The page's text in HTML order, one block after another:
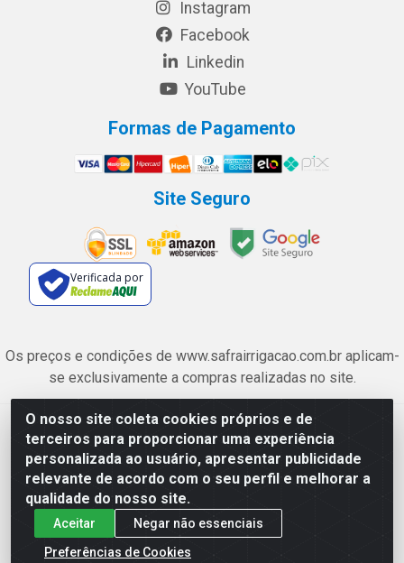
O nosso site coleta cookies próprios e de
terceiros para proporcionar uma experiência
personalizada ao usuário, apresentar publicidade
relevante de acordo com o seu perfil e melhorar a
qualidade do nosso site.
Aceitar
Negar não essenciais
Preferências de Cookies
Instagram
Facebook
Linkedin
YouTube
Formas de Pagamento
Site Seguro
Verificada por
Os preços e condições de www.safrairrigacao.com.br aplicam-
se exclusivamente a compras realizadas no site.
Safra Agrícola e Pecuária LTDA - Avenida Castelo Branco, 5330 -
Esplanada dos Anicuns, Goiânia/GO - CEP 74.433-205 - CNPJ
06.315.490/0001-00